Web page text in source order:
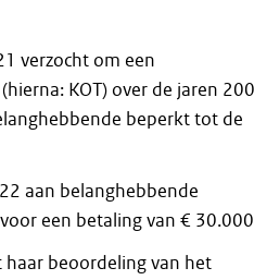
verzocht om een
KOT) over de jaren
beperkt tot de
aan belanghebbende
een betaling van €
haar beoordeling van het